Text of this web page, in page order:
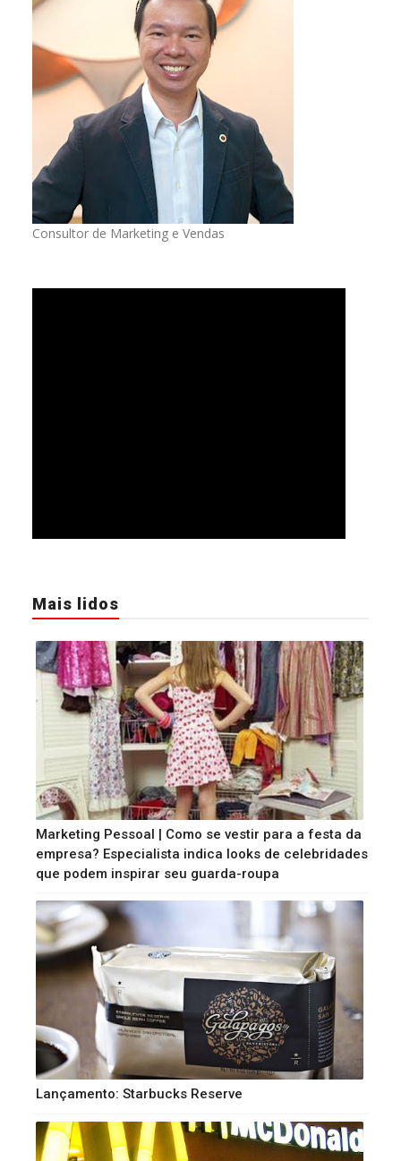
Consultor de Marketing e Vendas
Mais lidos
Marketing Pessoal | Como se vestir para a festa da
empresa? Especialista indica looks de celebridades
que podem inspirar seu guarda-roupa
Lançamento: Starbucks Reserve